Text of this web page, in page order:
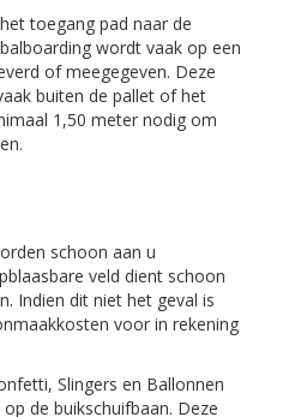
toegang pad naar de
wordt vaak op een
of meegegeven. Deze
buiten de pallet of het
1,50 meter nodig om
schoon aan u
veld dient schoon
Indien dit niet het geval is
voor in rekening
Slingers en Ballonnen
de buikschuifbaan. Deze